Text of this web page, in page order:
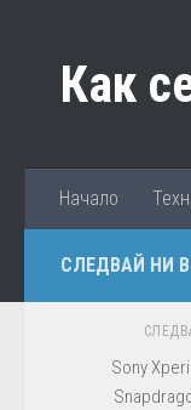
Как
Начало
СЛЕДВАЙ НИ
Sony